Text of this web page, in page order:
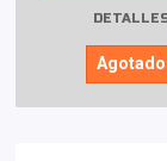
Agotado